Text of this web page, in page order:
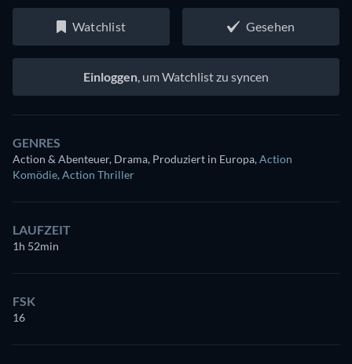
Watchlist Gesehen
Einloggen, um Watchlist zu syncen
GENRES
Action & Abenteuer, Drama, Produziert in Europa,Action
Komödie, Action Thriller
LAUFZEIT
1h 52min
FSK
16